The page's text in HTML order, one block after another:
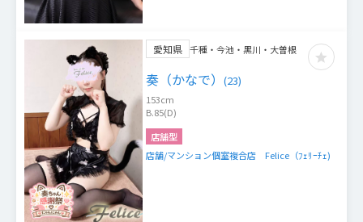
愛知県 千種・今池・黒川・大曽根
奏（かなで） (23)
153cm
B.85(D)
店舗型
店舗/マンション個室複合店 Felice（ﾌｪﾘｰﾁｪ)